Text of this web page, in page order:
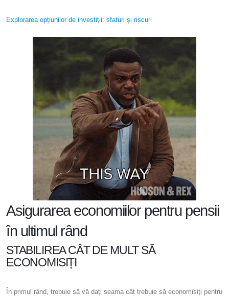
Explorarea opțiunilor de investiții: sfaturi și riscuri
Asigurarea economiilor pentru pensii
în ultimul rând
STABILIREA CÂT DE MULT SĂ
ECONOMISIȚI
În primul rând, trebuie să vă dați seama cât trebuie să economisiți pentru